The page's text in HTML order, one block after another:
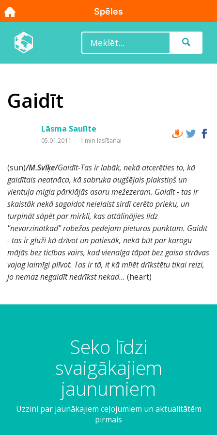
Gaidīt
Lāsma Saulīte
05.01.2011 1 min lasīšanai
(sun)/M.Svīķe/Gaidīt-Tas ir labāk, nekā atcerēties to, kā
gaidītais neatnāca, kā sabruka augšējais plakstiņš un
vientuļa migla pārklājās asaru mežezeram. Gaidīt - tas ir
skaistāk nekā sagaidot neielaist sirdī cerēto prieku, un
turpināt sāpēt par mirkli, kas attālinājies līdz
"nevarzinātkad" robežas pēdējam pieturas punktam. Gaidīt
- tas ir gluži kā dzīvot un patiesāk, nekā būt par karogu
mājās bez ticības vairs, kad vienalga tāpat bez gaisa strāvas
vajag laimīgi plīvot. Tas ir tā, it kā mīlēt drīkstētu tikai reizi,
jo nemaz negaidīt nedrīkst nekad... (heart)
Seko līdzi
svaigākajiem
jaunumiem
Uzzini par jaunākajiem ceļojumiem un aktualitātēm
pirmais